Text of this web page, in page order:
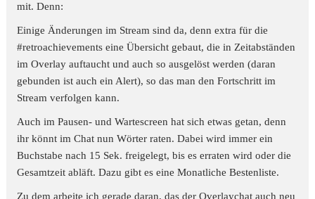
mit. Denn:
Einige Änderungen im Stream sind da, denn extra für die
#retroachievements eine Übersicht gebaut, die in Zeitabständen
im Overlay auftaucht und auch so ausgelöst werden (daran
gebunden ist auch ein Alert), so das man den Fortschritt im
Stream verfolgen kann.
Auch im Pausen- und Wartescreen hat sich etwas getan, denn
ihr könnt im Chat nun Wörter raten. Dabei wird immer ein
Buchstabe nach 15 Sek. freigelegt, bis es erraten wird oder die
Gesamtzeit abläft. Dazu gibt es eine Monatliche Bestenliste.
Zu dem arbeite ich gerade daran, das der Overlaychat auch neu